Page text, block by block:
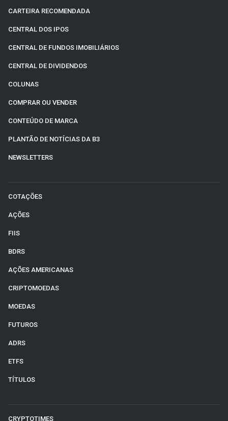
CARTEIRA RECOMENDADA
CENTRAL DOS IPOS
CENTRAL DE FUNDOS IMOBILIÁRIOS
CENTRAL DE DIVIDENDOS
COLUNAS
COMPRAR OU VENDER
CONTEÚDO DE MARCA
PLANTÃO DE NOTÍCIAS DA B3
NEWSLETTERS
COTAÇÕES
AÇÕES
FIIS
BDRS
AÇÕES AMERICANAS
CRIPTOMOEDAS
MOEDAS
FUTUROS
ADRS
ETFS
TÍTULOS
CRYPTOTIMES